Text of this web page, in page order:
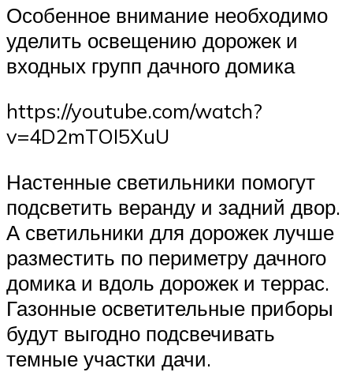
Особенное внимание необходимо
уделить освещению дорожек и
входных групп дачного домика
https://youtube.com/watch?
v=4D2mTOI5XuU
Настенные светильники помогут
подсветить веранду и задний двор.
А светильники для дорожек лучше
разместить по периметру дачного
домика и вдоль дорожек и террас.
Газонные осветительные приборы
будут выгодно подсвечивать
темные участки дачи.